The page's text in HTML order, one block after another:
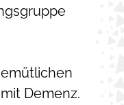
Demenz.